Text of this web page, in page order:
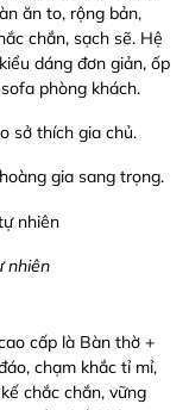
ăn to, rộng bản,
chắn, sạch sẽ. Hệ
dáng đơn giản, ốp
phòng khách.
sở thích gia chủ.
gia sang trọng.
nhiên
cấp là Bàn thờ +
chạm khắc tỉ mỉ,
chắc chắn, vững